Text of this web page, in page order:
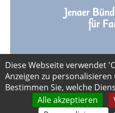
Impressum
Datenschutz-
Diese Webseite verwendet
Anzeigen zu
Bestimmen Sie, welche
Alle akzeptieren